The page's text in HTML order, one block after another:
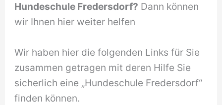
Hundeschule Fredersdorf? Dann können
wir Ihnen hier weiter helfen
Wir haben hier die folgenden Links für Sie
zusammen getragen mit deren Hilfe Sie
sicherlich eine „Hundeschule Fredersdorf“
finden können.